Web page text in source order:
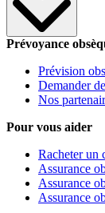
Prévoyance
Prévision
Demander
Nos
Pour vous aider
Racheter un
Assurance
Assurance
Assurance